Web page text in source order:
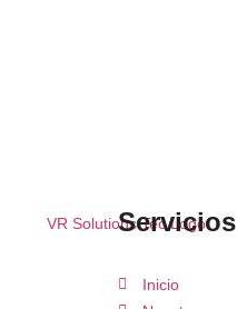
Servicios
Inicio